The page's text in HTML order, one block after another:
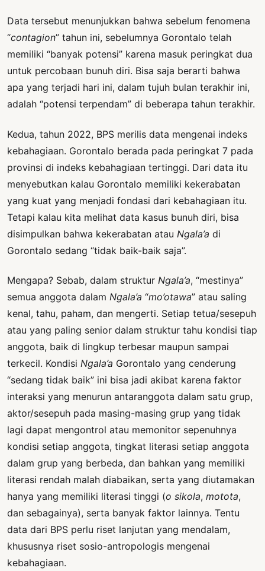
Data tersebut menunjukkan bahwa sebelum fenomena
“contagion” tahun ini, sebelumnya Gorontalo telah
memiliki “banyak potensi” karena masuk peringkat dua
untuk percobaan bunuh diri. Bisa saja berarti bahwa
apa yang terjadi hari ini, dalam tujuh bulan terakhir ini,
adalah “potensi terpendam” di beberapa tahun terakhir.
Kedua, tahun 2022, BPS merilis data mengenai indeks
kebahagiaan. Gorontalo berada pada peringkat 7 pada
provinsi di indeks kebahagiaan tertinggi. Dari data itu
menyebutkan kalau Gorontalo memiliki kekerabatan
yang kuat yang menjadi fondasi dari kebahagiaan itu.
Tetapi kalau kita melihat data kasus bunuh diri, bisa
disimpulkan bahwa kekerabatan atau Ngala’a di
Gorontalo sedang “tidak baik-baik saja”.
Mengapa? Sebab, dalam struktur Ngala’a, “mestinya”
semua anggota dalam Ngala’a “mo’otawa” atau saling
kenal, tahu, paham, dan mengerti. Setiap tetua/sesepuh
atau yang paling senior dalam struktur tahu kondisi tiap
anggota, baik di lingkup terbesar maupun sampai
terkecil. Kondisi Ngala’a Gorontalo yang cenderung
“sedang tidak baik” ini bisa jadi akibat karena faktor
interaksi yang menurun antaranggota dalam satu grup,
aktor/sesepuh pada masing-masing grup yang tidak
lagi dapat mengontrol atau memonitor sepenuhnya
kondisi setiap anggota, tingkat literasi setiap anggota
dalam grup yang berbeda, dan bahkan yang memiliki
literasi rendah malah diabaikan, serta yang diutamakan
hanya yang memiliki literasi tinggi (o sikola, motota,
dan sebagainya), serta banyak faktor lainnya. Tentu
data dari BPS perlu riset lanjutan yang mendalam,
khususnya riset sosio-antropologis mengenai
kebahagiaan.